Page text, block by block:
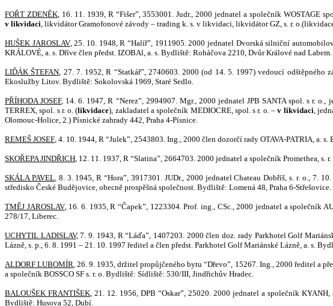
FOŘT ZDENĚK, 16. 11. 1939, R “Fišer”, 3553001. Judr., 2000 jednatel a společník WOSTAGE
v likvidaci, likvidátor Gramofonové závody – trading k. s. v likvidaci, likvidátor GZ, s. r.
HUŠEK JAROSLAV, 25. 10. 1948, R “Halíř”, 1911905. 2000 jednatel Dvorská silniční
KRÁLOVÉ, a. s. Dříve člen předst. IZOBAl, a. s. Bydliště: Roháčova 2210, Dvůr Králové nad Labem.
LIĎÁK ŠTEFAN, 27. 7. 1952, R “Statkář”, 2740603. 2000 (od 14. 5. 1997) vedoucí
Ekoslužby Litov. Bydliště: Sokolovská 1969, Staré Sedlo.
PŘÍHODA JOSEF, 14. 6. 1947, R “Nerez”, 2994907. Mgr., 2000 jednatel JPB SANTA spol. s r.
TERREX, spol. s r. o. (likvidace), zakladatel a společník MEDIOCRE, spol. s r. o. – v likvidaci,
Olomouc-Holice, 2.) Písnické zahrady 442, Praha 4-Písnice.
REMEŠ JOSEF, 4. 10. 1944, R “Julek”, 2543803. Ing., 2000 člen dozorčí rady OTAVA-PATRIA, a.
SKOŘEPA JINDŘICH, 12. 11. 1937, R “Slatina”, 2664703. 2000 jednatel a společník Promethea, s.
SKÁLA PAVEL, 8. 3. 1945, R “Hora”, 3917301. JUDr., 2000 jednatel Chateau Dobříš, s. r. o., 7.
středisko České Budějovice, obecně prospěšná společnost. Bydliště: Lomená 48, Praha 6-Střešovice.
TMĚJ JAROSLAV, 16. 6. 1935,R “Čapek”, 1223304. Prof. ing., CSc., 2000 jednatel a společník
278/17, Liberec.
UCHYTIL LADISLAV, 7. 9. 1943, R “Láďa”, 1407203. 2000 člen doz. rady Parkhotel Golf
Lázně, s. p., 6. 8. 1991 – 21. 10. 1997 ředitel a člen předst. Parkhotel Golf Mariánské Lázně, a. s.
ALDORF LUBOMÍR, 26. 9. 1935, držitel propůjčeného bytu “Dřevo”, 15267. Ing., 2000 ředitel a
a společník BOSSCO SF s. r. o. Bydliště: Sídliště: 530/III, Jindřichův Hradec.
BALOUŠEK FRANTIŠEK, 21. 12. 1956, DPB “Oskar”, 25020. 2000 jednatel a společník
Bydliště: Husova 52, Dubí.